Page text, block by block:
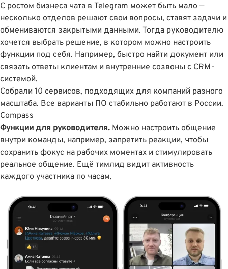
С ростом бизнеса чата в Telegram может быть мало —
несколько отделов решают свои вопросы, ставят задачи и
обмениваются закрытыми данными. Тогда руководителю
хочется выбрать решение, в котором можно настроить
функции под себя. Например, быстро найти документ или
связать ответы клиентам и внутренние созвоны с CRM-
системой.
Собрали 10 сервисов, подходящих для компаний разного
масштаба. Все варианты ПО стабильно работают в России.
Compass
Функции для руководителя. Можно настроить общение
внутри команды, например, запретить реакции, чтобы
сохранить фокус на рабочих моментах и стимулировать
реальное общение. Ещё тимлид видит активность
каждого участника по часам.